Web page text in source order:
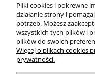
Pliki cookies i pokrewne
działanie strony i
potrzeb. Możesz
wszystkich tych plików i
plików do swoich
Więcej o plikach cookies
prywatności.